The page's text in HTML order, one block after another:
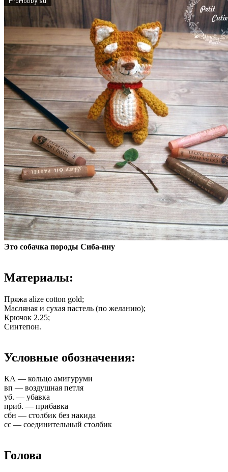
Это собачка породы Сиба-ину
Материалы:
Пряжа alize cotton gold;
Масляная и сухая пастель (по желанию);
Крючок 2.25;
Синтепон.
Условные обозначения:
КА — кольцо амигуруми
вп — воздушная петля
уб. — убавка
приб. — прибавка
сбн — столбик без накида
сс — соединительный столбик
Голова